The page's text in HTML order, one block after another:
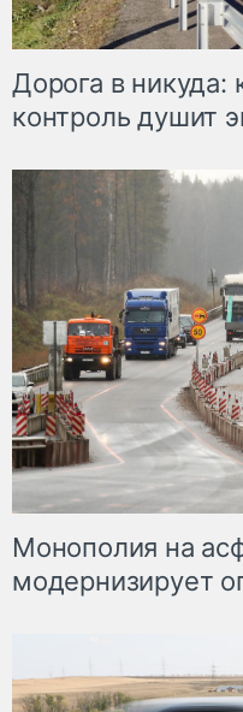
Дорога в никуда:
контроль душит
Монополия на
модернизирует